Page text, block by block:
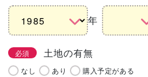
年
必須 土地の有無
なし あり 購入予定がある